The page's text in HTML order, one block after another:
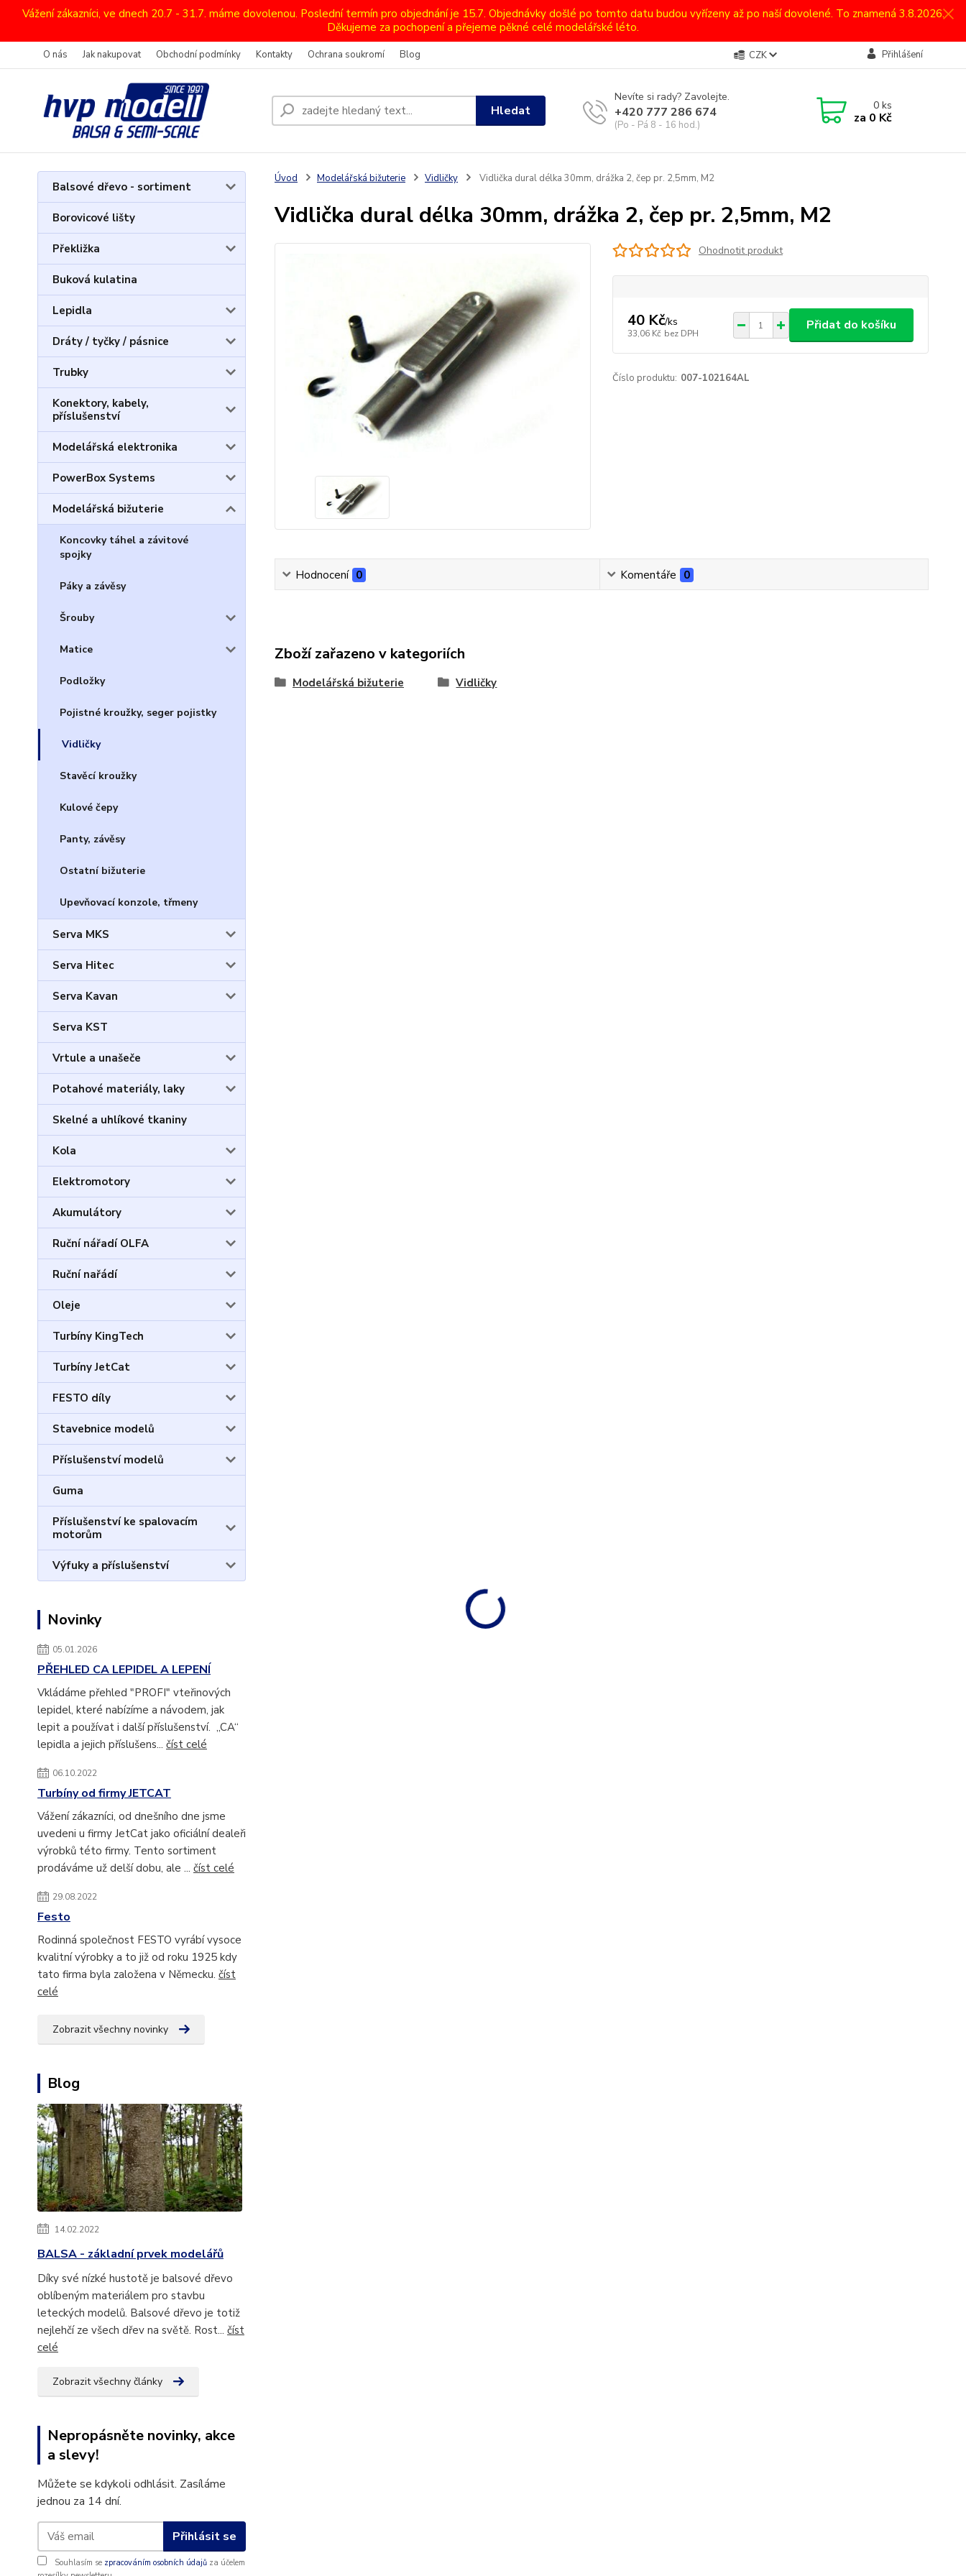
Vážení zákazníci, ve dnech 20.7 - 31.7. máme dovolenou. Poslední termín pro objednání je 15.7. Objednávky došlé po tomto datu budou vyřízeny až po naší dovolené. To znamená 3.8.2026.
Děkujeme za pochopení a přejeme pěkné celé modelářské léto.
O nás Jak nakupovat Obchodní podmínky Kontakty Ochrana soukromí Blog CZK Přihlášení
Hledat
Nevíte si rady? Zavolejte.
+420 777 286 674
(Po - Pá 8 - 16 hod.)
0ks
za 0 Kč
Balsové dřevo - sortiment
Borovicové lišty
Překližka
Buková kulatina
Lepidla
Dráty / tyčky / pásnice
Trubky
Konektory, kabely,
příslušenství
Modelářská elektronika
PowerBox Systems
Modelářská bižuterie
Koncovky táhel a závitové
spojky
Páky a závěsy
Šrouby
Matice
Podložky
Pojistné kroužky, seger pojistky
Vidličky
Stavěcí kroužky
Kulové čepy
Panty, závěsy
Ostatní bižuterie
Upevňovací konzole, třmeny
Serva MKS
Serva Hitec
Serva Kavan
Serva KST
Vrtule a unašeče
Potahové materiály, laky
Skelné a uhlíkové tkaniny
Kola
Elektromotory
Akumulátory
Ruční nářadí OLFA
Ruční nařádí
Oleje
Turbíny KingTech
Turbíny JetCat
FESTO díly
Stavebnice modelů
Příslušenství modelů
Guma
Příslušenství ke spalovacím
motorům
Výfuky a příslušenství
Novinky
05.01.2026
PŘEHLED CA LEPIDEL A LEPENÍ
Vkládáme přehled "PROFI" vteřinových
lepidel, které nabízíme a návodem, jak
lepit a používat i další příslušenství. „CA“
lepidla a jejich příslušens... číst celé
06.10.2022
Turbíny od firmy JETCAT
Vážení zákazníci, od dnešního dne jsme
uvedeni u firmy JetCat jako oficiální dealeři
výrobků této firmy. Tento sortiment
prodáváme už delší dobu, ale ... číst celé
29.08.2022
Festo
Rodinná společnost FESTO vyrábí vysoce
kvalitní výrobky a to již od roku 1925 kdy
tato firma byla založena v Německu. číst
celé
Zobrazit všechny novinky
Blog
14.02.2022
BALSA - základní prvek modelářů
Díky své nízké hustotě je balsové dřevo
oblíbeným materiálem pro stavbu
leteckých modelů. Balsové dřevo je totiž
nejlehčí ze všech dřev na světě. Rost... číst
celé
Zobrazit všechny články
Nepropásněte novinky, akce
a slevy!
Můžete se kdykoli odhlásit. Zasíláme
jednou za 14 dní.
Přihlásit se
Souhlasím se zpracováním osobních údajů za účelem
Úvod Modelářská bižuterie Vidličky Vidlička dural délka 30mm, drážka 2, čep pr. 2,5mm, M2
Vidlička dural délka 30mm, drážka 2, čep pr. 2,5mm, M2
Ohodnotit produkt
40 Kč/ks
33,06 Kč bez DPH
Přidat do košíku
Číslo produktu: 007-102164AL
Hodnocení 0 Komentáře 0
Zboží zařazeno v kategoriích
Modelářská bižuterie Vidličky